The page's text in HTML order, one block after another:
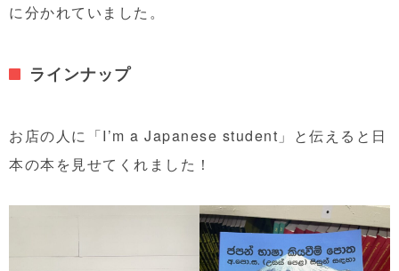
に分かれていました。
ラインナップ
お店の人に「I’m a Japanese student」と伝えると日
本の本を見せてくれました！